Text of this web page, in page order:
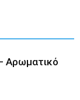
Αρωματικό